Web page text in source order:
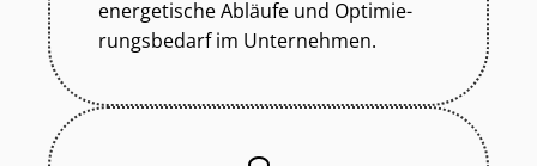
energetische Abläufe und Op­ti­mie­
rungs­be­darf im Unternehmen.